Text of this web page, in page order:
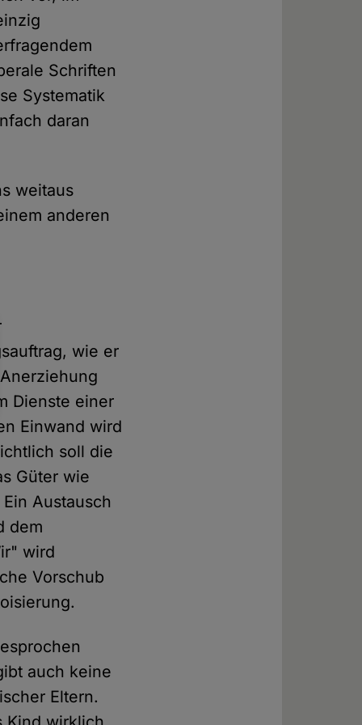
Schriften
Systematik
daran
weitaus
anderen
wie er
Dienste einer
Einwand wird
soll die
Güter wie
Austausch
dem
wird
Vorschub
auch keine
Eltern.